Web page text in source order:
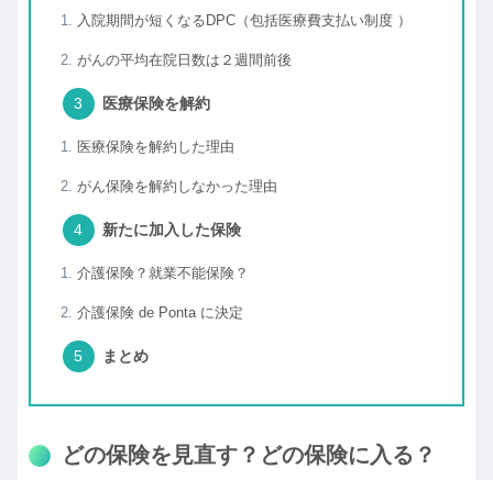
入院期間が短くなるDPC（包括医療費支払い制度 ）
がんの平均在院日数は２週間前後
医療保険を解約
医療保険を解約した理由
がん保険を解約しなかった理由
新たに加入した保険
介護保険？就業不能保険？
介護保険 de Ponta に決定
まとめ
どの保険を見直す？どの保険に入る？